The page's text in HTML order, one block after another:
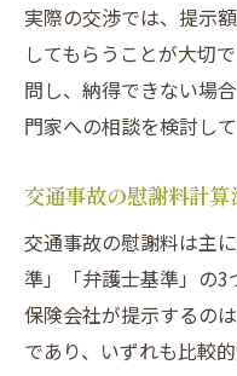
実際の交渉では、提示
してもらうことが大切
問し、納得できない場
門家への相談を検討して
交通事故の慰謝料計
交通事故の慰謝料は主
準」「弁護士基準」の3
保険会社が提示するの
であり、いずれも比較